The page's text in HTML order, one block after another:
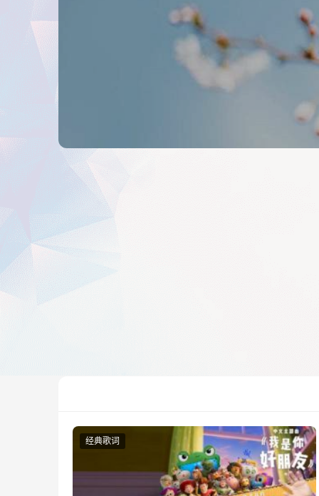
经典歌词